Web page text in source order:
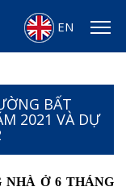
EN
BẤT
2021 VÀ DỰ
Ở 6 THÁNG